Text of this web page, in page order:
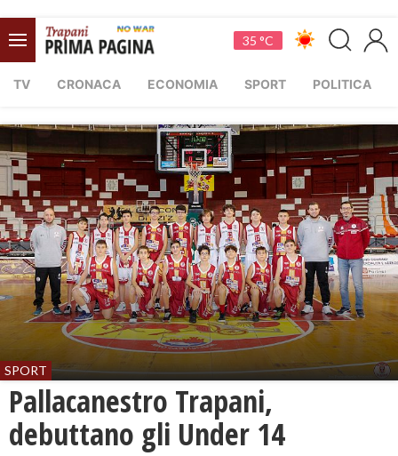
35 °C
TV CRONACA ECONOMIA SPORT POLITICA
SPORT
Pallacanestro Trapani,
debuttano gli Under 14